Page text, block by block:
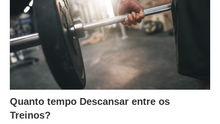
Quanto tempo Descansar entre os
Treinos?